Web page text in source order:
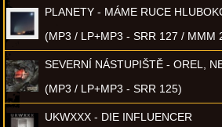
PLANETY - MÁME RUCE
(MP3 / LP+MP3 - SRR 127 / MMM
SEVERNÍ NÁSTUPIŠTĚ - OREL,
(MP3 / LP+MP3 - SRR 125)
UKWXXX - DIE INFLUENCER